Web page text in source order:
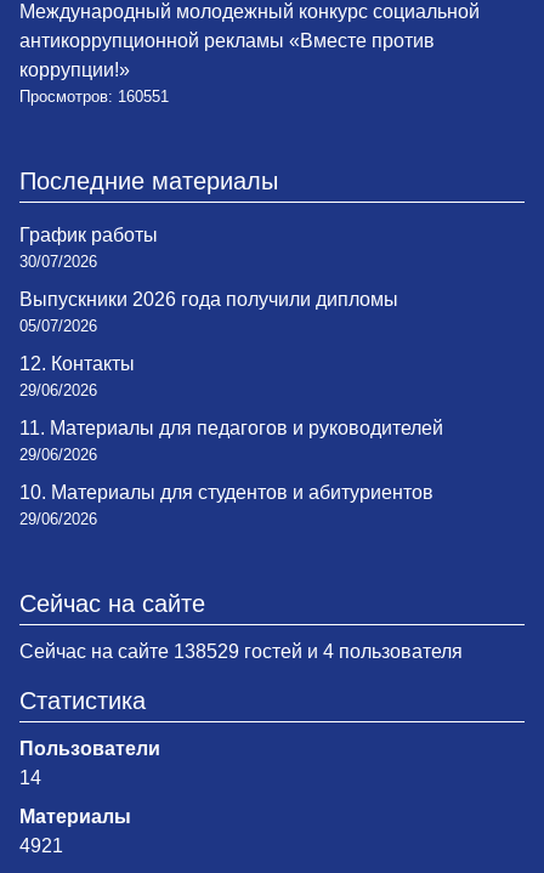
Международный молодежный конкурс социальной
антикоррупционной рекламы «Вместе против
коррупции!»
Просмотров: 160551
Последние материалы
График работы
30/07/2026
Выпускники 2026 года получили дипломы
05/07/2026
12. Контакты
29/06/2026
11. Материалы для педагогов и руководителей
29/06/2026
10. Материалы для студентов и абитуриентов
29/06/2026
Сейчас на сайте
Сейчас на сайте 138529 гостей и 4 пользователя
Статистика
Пользователи
14
Материалы
4921